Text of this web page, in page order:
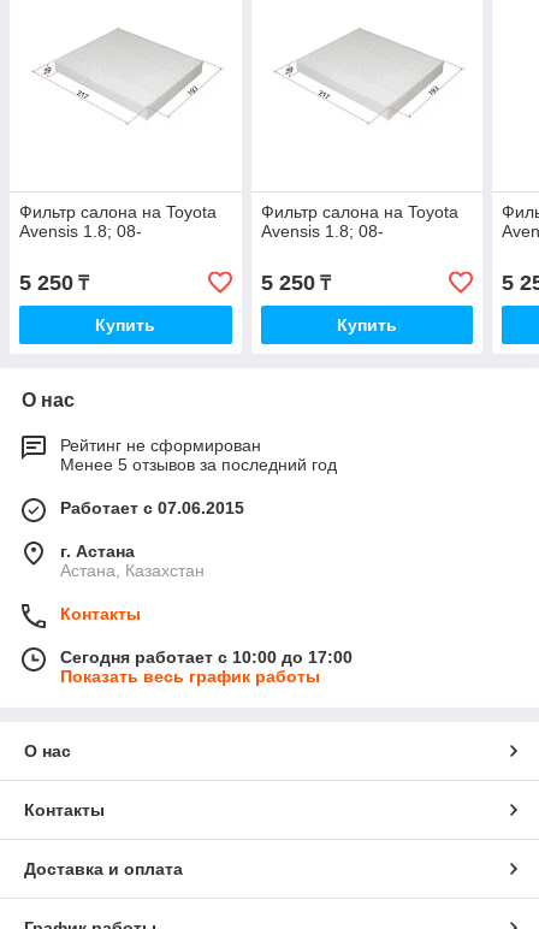
Фильтр салона на Toyota
Avensis 1.8; 08-
5 250 ₸
Купить
Фильтр салона на Toyota
Avensis 1.8; 08-
5 250₸
Купить
5
О нас
Рейтинг не сформирован
Менее 5 отзывов за последний год
Работает с 07.06.2015
г. Астана
Астана, Казахстан
Контакты
Сегодня работает с 10:00 до 17:00
Показать весь график работы
О нас
Контакты
Доставка и оплата